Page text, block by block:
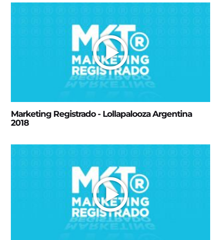
Marketing Registrado - Lollapalooza Argentina
2018